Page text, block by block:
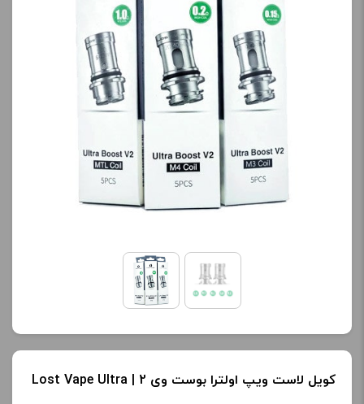
کویل لاست ویپ اولترا بوست وی 2 | Lost Vape Ultra